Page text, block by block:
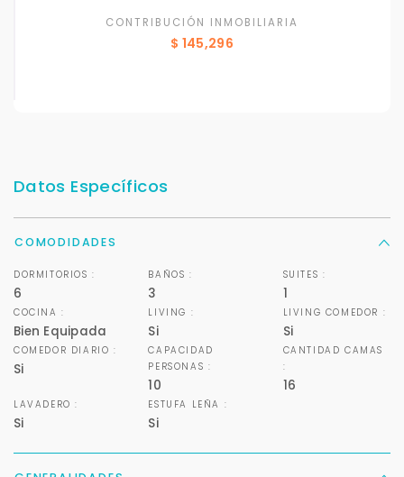
CONTRIBUCIÓN INMOBILIARIA
$ 145,296
Datos Específicos
COMODIDADES
DORMITORIOS :
6
BAÑOS :
3
SUITES :
1
COCINA :
Bien Equipada
LIVING :
Si
LIVING COMEDOR :
Si
COMEDOR DIARIO :
Si
CAPACIDAD
PERSONAS :
10
CANTIDAD CAMAS
:
16
LAVADERO :
Si
ESTUFA LEÑA :
Si